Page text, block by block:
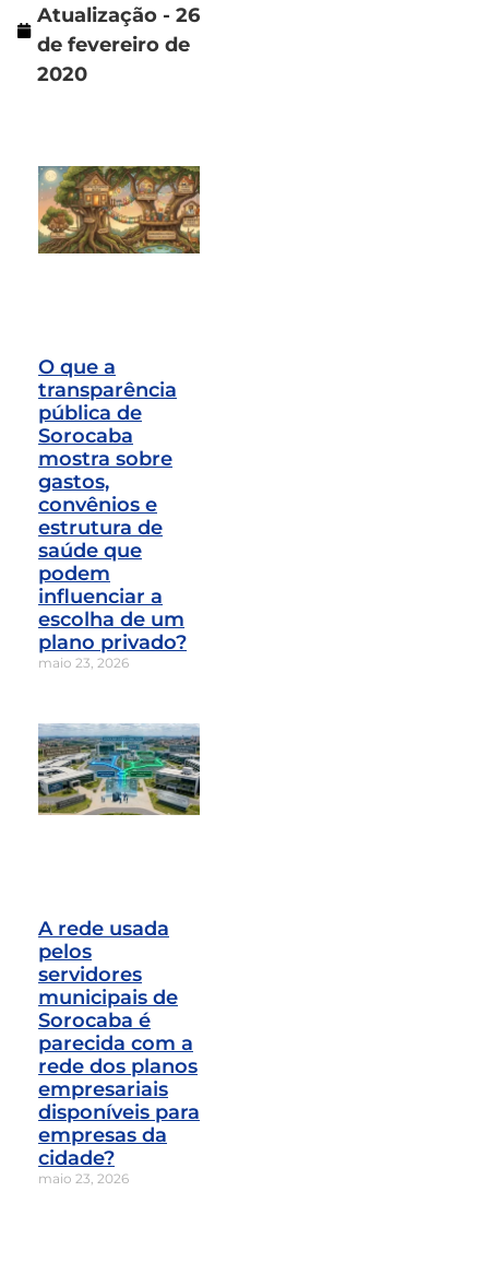
Atualização - 26
de fevereiro de
2020
O que a
transparência
pública de
Sorocaba
mostra sobre
gastos,
convênios e
estrutura de
saúde que
podem
influenciar a
escolha de um
plano privado?
maio 23, 2026
A rede usada
pelos
servidores
municipais de
Sorocaba é
parecida com a
rede dos planos
empresariais
disponíveis para
empresas da
cidade?
maio 23, 2026